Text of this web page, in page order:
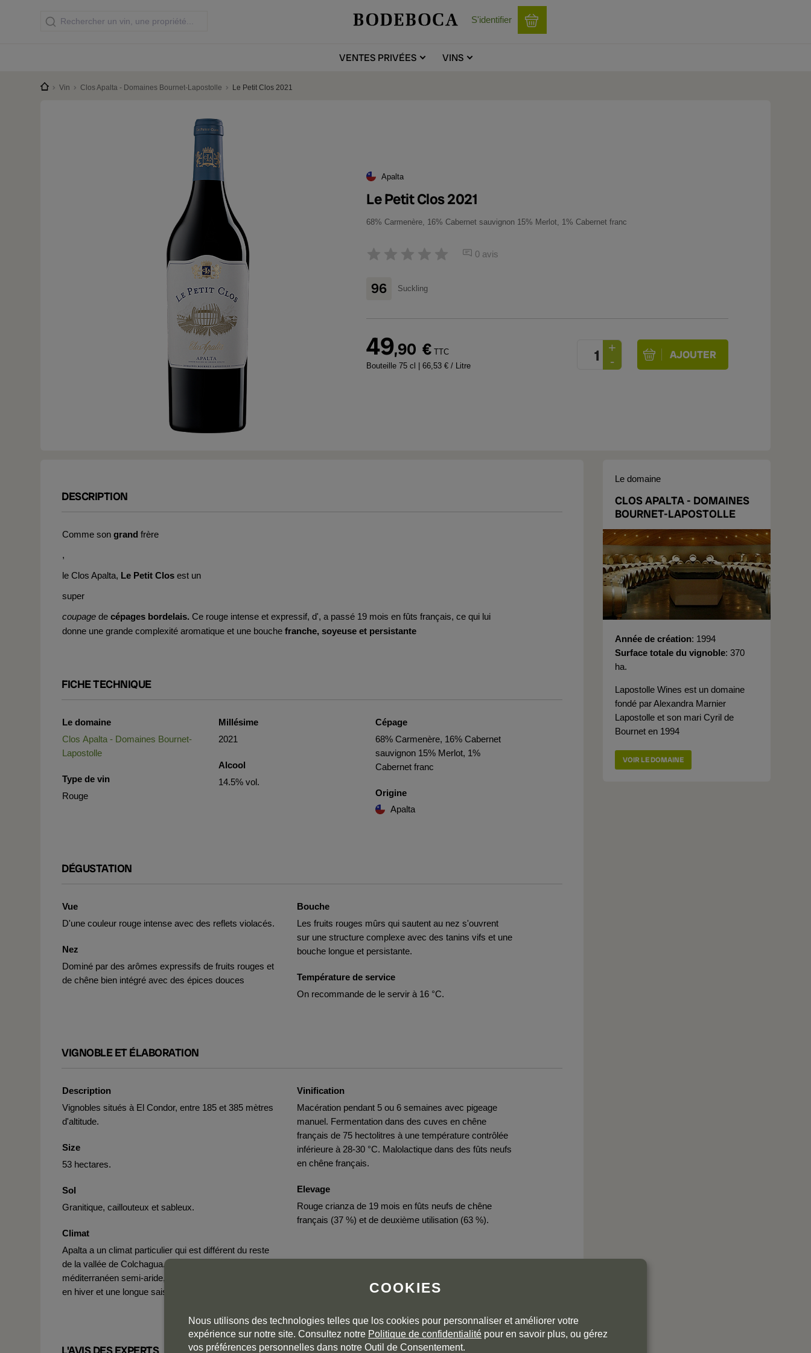
S'identifier
VENTES PRIVÉES VINS
Vin Clos Apalta - Domaines Bournet-Lapostolle Le Petit Clos 2021
Apalta
Le Petit Clos 2021
68% Carmenère, 16% Cabernet sauvignon 15% Merlot, 1% Cabernet franc
0 avis
96 Suckling
49,90 € TTC
Bouteille 75 cl | 66,53 € / Litre
DESCRIPTION
Comme son grand frère
,
le Clos Apalta, Le Petit Clos est un
super
coupage de cépages bordelais. Ce rouge intense et expressif, d', a passé 19 mois en fûts français, ce qui lui
donne une grande complexité aromatique et une bouche franche, soyeuse et persistante
FICHE TECHNIQUE
Le domaine
Clos Apalta - Domaines Bournet-
Lapostolle
Type de vin
Rouge
Millésime
2021
Alcool
14.5% vol.
Cépage
68% Carmenère, 16% Cabernet
sauvignon 15% Merlot, 1%
Cabernet franc
Origine
Apalta
DÉGUSTATION
Vue
D'une couleur rouge intense avec des reflets violacés.
Nez
Dominé par des arômes expressifs de fruits rouges et
de chêne bien intégré avec des épices douces
Bouche
Les fruits rouges mûrs qui sautent au nez s'ouvrent
sur une structure complexe avec des tanins vifs et une
bouche longue et persistante.
Température de service
On recommande de le servir à 16 °C.
VIGNOBLE ET ÉLABORATION
Description
Vignobles situés à El Condor, entre 185 et 385 mètres
d'altitude.
Size
53 hectares.
Sol
Granitique, caillouteux et sableux.
Climat
Apalta a un climat particulier qui est différent du reste
de la vallée de Colchagua. C'est un climat
méditerranéen semi-aride, avec une saison des pluies
en hiver et une longue saison sèche en été.
Vinification
Macération pendant 5 ou 6 semaines avec pigeage
manuel. Fermentation dans des cuves en chêne
français de 75 hectolitres à une température contrôlée
inférieure à 28-30 °C. Malolactique dans des fûts neufs
en chêne français.
Elevage
Rouge crianza de 19 mois en fûts neufs de chêne
français (37 %) et de deuxième utilisation (63 %).
Le domaine
CLOS APALTA - DOMAINES
BOURNET-LAPOSTOLLE
Année de création 1994
Surface totale du vignoble 370
ha.
Lapostolle Wines est un domaine
fondé par Alexandra Marnier
Lapostolle et son mari Cyril de
Bournet en 1994
VOIR LE DOMAINE
COOKIES
Nous utilisons des technologies telles que los cookies pour personnaliser et améliorer votre
expérience sur notre site. Consultez notre Politique de confidentialité pour en savoir plus, ou gérez
vos préférences personnelles dans notre Outil de Consentement.